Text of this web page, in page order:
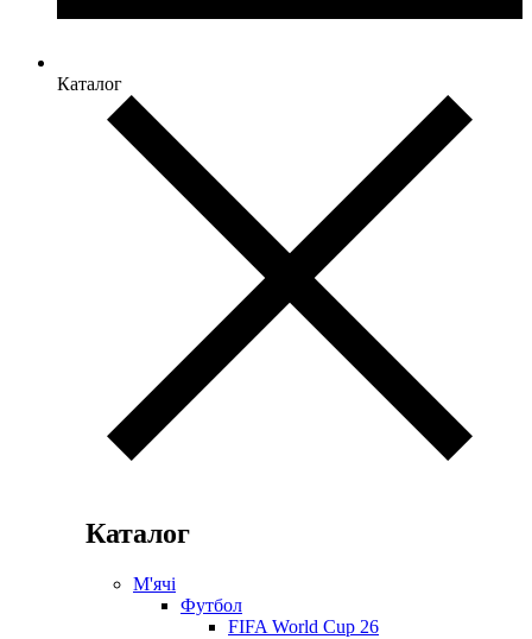
Каталог
Каталог
М'ячі
Футбол
FIFA World Cup 26